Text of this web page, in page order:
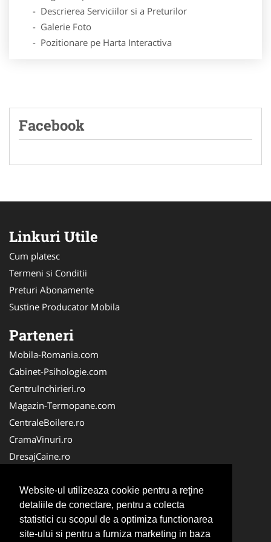
Website-ul utilizeaza cookie pentru a reţine
detaliile de conectare, pentru a colecta
statistici cu scopul de a optimiza functionarea
site-ului si pentru a furniza marketing in baza
- Descrierea Serviciilor si a Preturilor
- Galerie Foto
- Pozitionare pe Harta Interactiva
Facebook
Linkuri Utile
Cum platesc
Termeni si Conditii
Preturi Abonamente
Sustine Producator Mobila
Parteneri
Mobila-Romania.com
Cabinet-Psihologie.com
CentruInchirieri.ro
Magazin-Termopane.com
CentraleBoilere.ro
CramaVinuri.ro
DresajCaine.ro
Alpinist-Utilitar.com
Birouri-Cadastru.ro
FirmaTractariAuto.ro